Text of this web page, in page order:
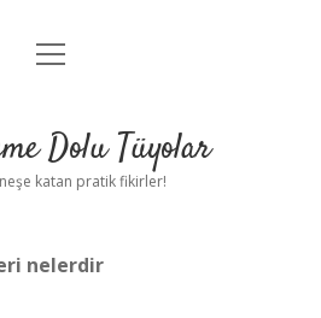
Anasayfa
Yasal Uyarı
menüyü
Dolu Tüyolar
katan pratik fikirler!
nelerdir